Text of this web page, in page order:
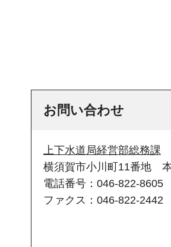
お問い合わせ
上下水道局経営部総務課
横須賀市小川町11番地
電話番号：046-822-8605
ファクス：046-822-2442